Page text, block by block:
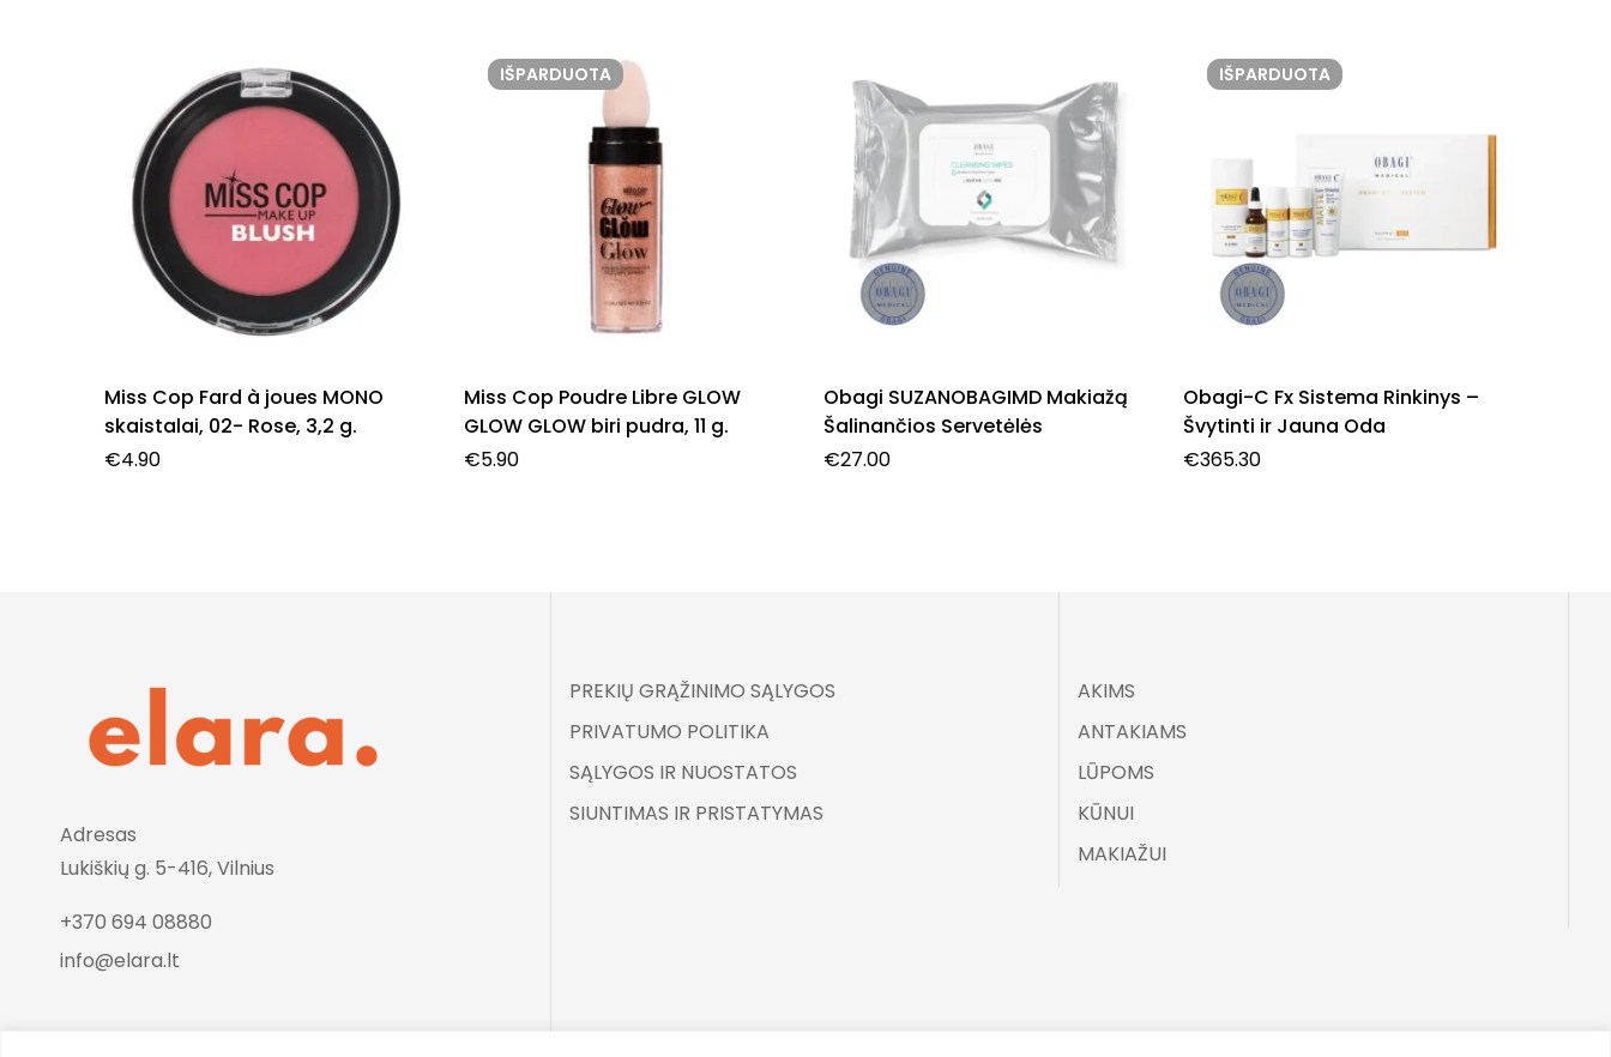
Miss Cop Fard à joues MONO
skaistalai, 02- Rose, 3,2 g.
€4.90
IŠPARDUOTA
Miss Cop Poudre Libre GLOW
GLOW GLOW biri pudra, 11 g.
€5.90
Obagi SUZANOBAGIMD Makiažą
Šalinančios Servetėlės
€27.00
IŠPARDUOTA
Obagi-C Fx Sistema Rinkinys –
Švytinti ir Jauna Oda
€365.30
Adresas
Lukiškių g. 5-416, Vilnius
+370 694 08880
info@elara.lt
PREKIŲ GRĄŽINIMO SĄLYGOS
PRIVATUMO POLITIKA
SĄLYGOS IR NUOSTATOS
SIUNTIMAS IR PRISTATYMAS
AKIMS
ANTAKIAMS
LŪPOMS
KŪNUI
MAKIAŽUI